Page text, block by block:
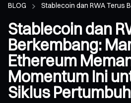
BLOG Stablecoin dan RWA Terus
Stablecoin dan
Berkembang:
Ethereum
Momentum Ini
Siklus